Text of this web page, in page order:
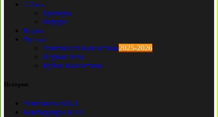
1 Лига
Тренеры
Рефери
Клубы
Футзал
Чемпионат Казахстана2025-2026
Первая лига
Кубок Казахстана
История
Чемпионы КПЛ
Бомбардиры КПЛ